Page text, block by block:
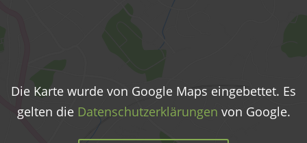
Die Karte wurde von Google Maps eingebettet. Es
gelten die Datenschutzerklärungen von Google.